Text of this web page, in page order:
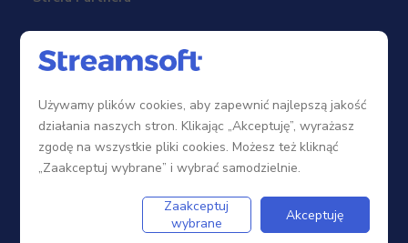
Sieć sprzedaży
Szkolenia
Portal Partnera
Używamy plików cookies, aby zapewnić najlepszą jakość
działania naszych stron. Klikając „Akceptuję”, wyrażasz
zgodę na wszystkie pliki cookies. Możesz też kliknąć
„Zaakceptuj wybrane” i wybrać samodzielnie.
Zaakceptuj
wybrane
Akceptuję